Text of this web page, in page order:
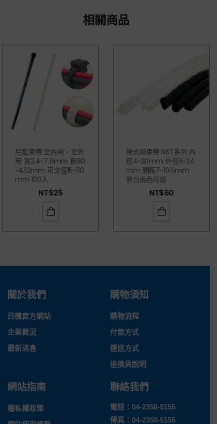
相關商品
尼龍束帶 室內用、室外
用 寬2.4~7.6mm 長80
~432mm 可束徑15~110
Mm 100入
NT$25
捲式結束帶 NST系列 內
徑4~20mm 外徑6~24
Mm 間距7~19.6mm
黑白兩色可選
NT$60
關於我們
日機官方網站
企業概況
最新消息
購物須知
購物流程
付款方式
運送方式
退換貨說明
網站指南
隱私權政策
聯絡我們
電話： 04-2358-5155
傳真：04-2358-5156